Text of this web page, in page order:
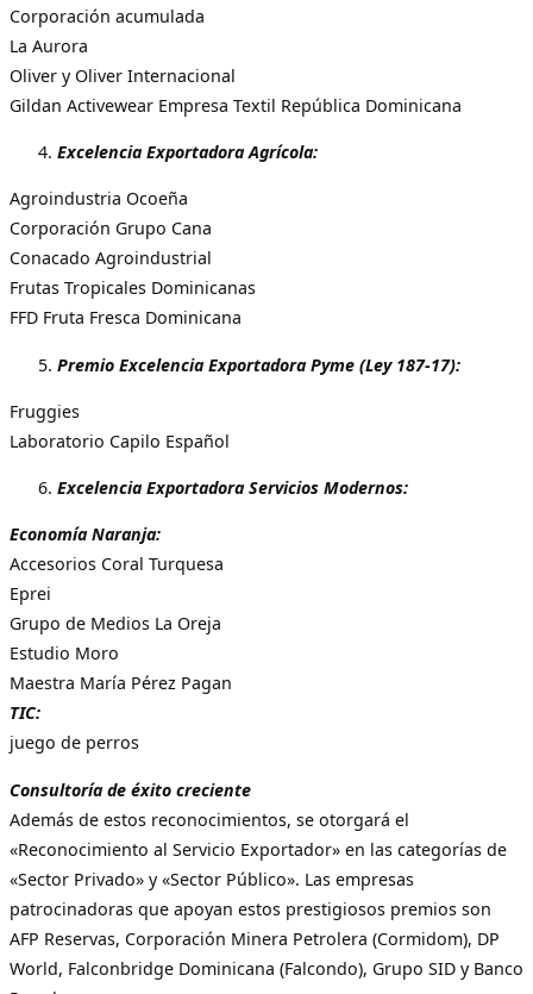
Corporación acumulada
La Aurora
Oliver y Oliver Internacional
Gildan Activewear Empresa Textil República Dominicana
Excelencia Exportadora Agrícola:
Agroindustria Ocoeña
Corporación Grupo Cana
Conacado Agroindustrial
Frutas Tropicales Dominicanas
FFD Fruta Fresca Dominicana
Premio Excelencia Exportadora Pyme (Ley 187-17):
Fruggies
Laboratorio Capilo Español
Excelencia Exportadora Servicios Modernos:
Economía Naranja:
Accesorios Coral Turquesa
Eprei
Grupo de Medios La Oreja
Estudio Moro
Maestra María Pérez Pagan
TIC:
juego de perros
Consultoría de éxito creciente
Además de estos reconocimientos, se otorgará el
«Reconocimiento al Servicio Exportador» en las categorías de
«Sector Privado» y «Sector Público». Las empresas
patrocinadoras que apoyan estos prestigiosos premios son
AFP Reservas, Corporación Minera Petrolera (Cormidom), DP
World, Falconbridge Dominicana (Falcondo), Grupo SID y Banco